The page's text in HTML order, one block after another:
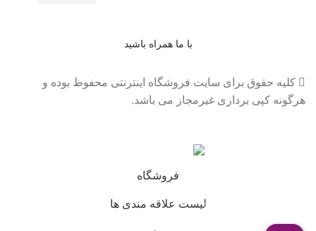
با ما همراه باشید
کلیه حقوق برای سایت فروشگاه اینترنتی محفوظ بوده و
هرگونه کپی برداری غیرمجاز می باشد.
فروشگاه
0لیست علاقه مندی ها